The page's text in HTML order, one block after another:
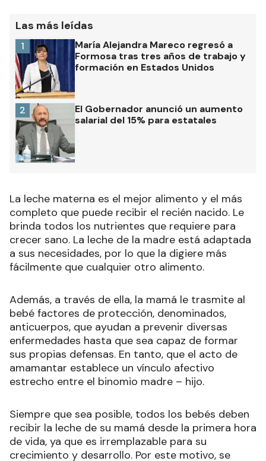
Las más leídas
María Alejandra Mareco regresó a
Formosa tras tres años de trabajo y
formación en Estados Unidos
1
El Gobernador anunció un aumento
salarial del 15% para estatales
2
La leche materna es el mejor alimento y el más
completo que puede recibir el recién nacido. Le
brinda todos los nutrientes que requiere para
crecer sano. La leche de la madre está adaptada
a sus necesidades, por lo que la digiere más
fácilmente que cualquier otro alimento.
Además, a través de ella, la mamá le trasmite al
bebé factores de protección, denominados,
anticuerpos, que ayudan a prevenir diversas
enfermedades hasta que sea capaz de formar
sus propias defensas. En tanto, que el acto de
amamantar establece un vínculo afectivo
estrecho entre el binomio madre – hijo.
Siempre que sea posible, todos los bebés deben
recibir la leche de su mamá desde la primera hora
de vida, ya que es irremplazable para su
crecimiento y desarrollo. Por este motivo, se